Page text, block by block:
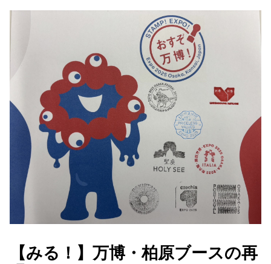
【みる！】万博・柏原ブースの再